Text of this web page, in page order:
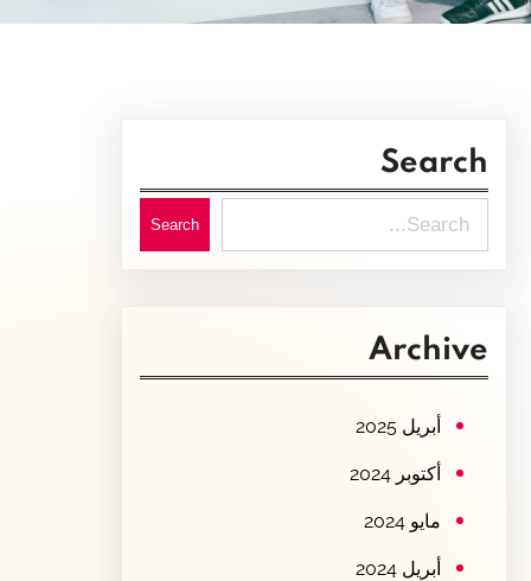
Search
e
c
Search
Archive
أبريل 2025
أكتوبر 2024
مايو 2024
أبريل 2024